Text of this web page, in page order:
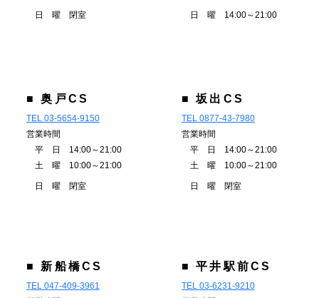
日 曜 閉室 日 曜 14:00～21:00
■ 奥戸CS
TEL 03-5654-9150
営業時間
平 日 14:00～21:00
土 曜 10:00～21:00
日 曜 閉室
■ 坂出CS
TEL 0877-43-7980
営業時間
平 日 14:00～21:00
土 曜 10:00～21:00
日 曜 閉室
■ 新船橋CS
TEL 047-409-3961
■ 平井駅前CS
TEL 03-6231-9210